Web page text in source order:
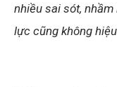
nhiều sai sót,
lực cũng không